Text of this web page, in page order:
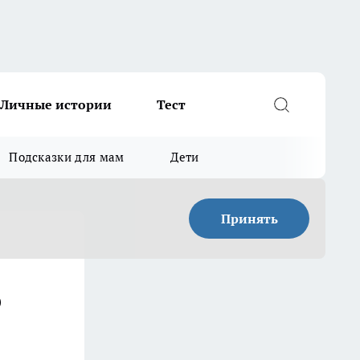
Личные истории Тест
Подсказки для мам Дети
Принять